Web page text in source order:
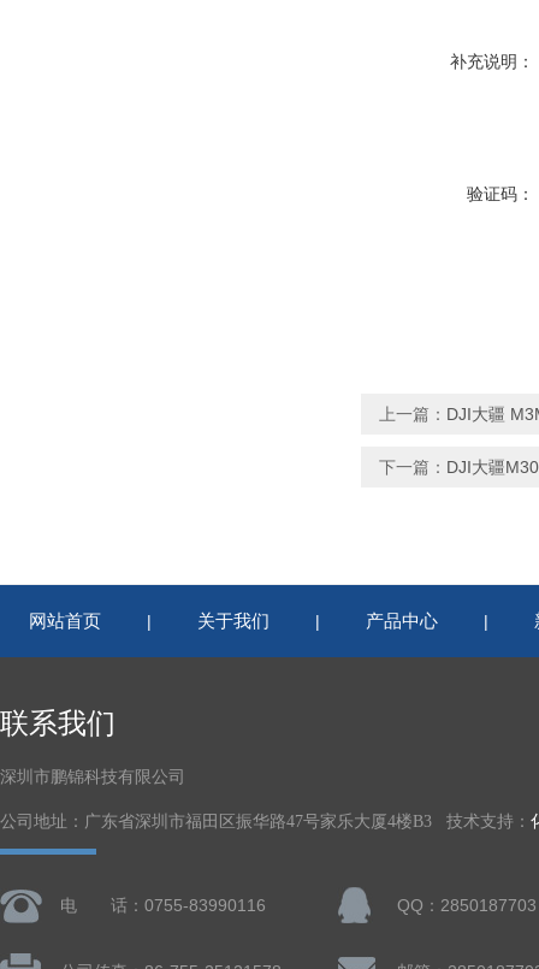
补充说明：
验证码：
上一篇： DJI大疆
下一篇： DJI大疆
网站首页 | 关于我们 | 产品中心 |
联系我们
深圳市鹏锦科技有限公司
公司地址：广东省深圳市福田区振华路47号家乐大厦4楼B3 技术支持：
电 话：0755-83990116 QQ：2850187703